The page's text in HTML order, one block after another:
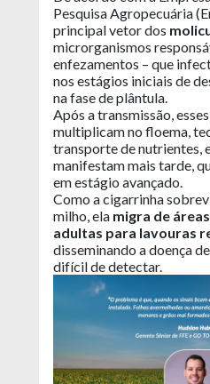
Pesquisa Agropecuária
principal vetor dos
microrganismos
enfezamentos – que
nos estágios iniciais de
na fase de plântula.
Após a transmissão,
multiplicam no floema,
transporte de nutrientes,
manifestam mais tarde,
em estágio avançado.
Como a cigarrinha
milho, ela migra de
adultas para lavouras
disseminando a doença
difícil de detectar.